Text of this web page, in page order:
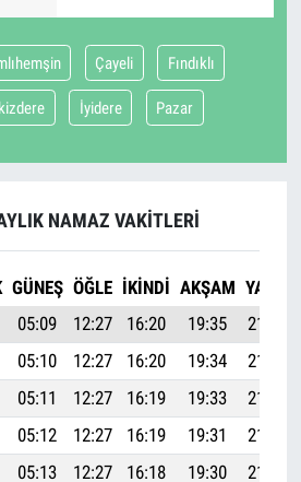
Çayeli Fındıklı
İyidere Pazar
NAMAZ VAKITLERI
GÜNEŞ ÖĞLE İKINDI AKŞAM YATSI
05:09 12:27 16:20 19:35
21:10
05:10 12:27 16:20 19:34
21:08
05:11 12:27 16:19 19:33
21:07
05:12 12:27 16:19 19:31
21:05
05:13 12:27 16:18 19:30 21:03